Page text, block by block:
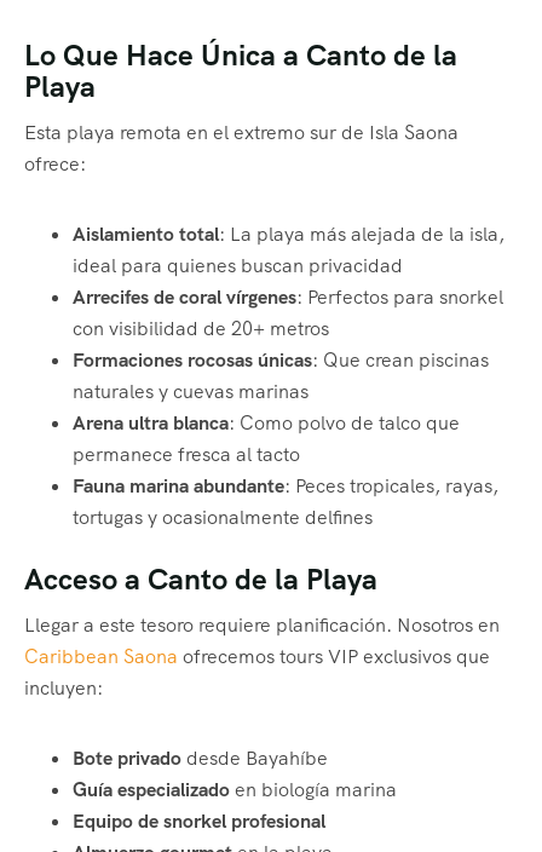
Lo Que Hace Única a Canto de la
Playa
Esta playa remota en el extremo sur de Isla Saona
ofrece:
Aislamiento total: La playa más alejada de la isla,
ideal para quienes buscan privacidad
Arrecifes de coral vírgenes: Perfectos para snorkel
con visibilidad de 20+ metros
Formaciones rocosas únicas: Que crean piscinas
naturales y cuevas marinas
Arena ultra blanca: Como polvo de talco que
permanece fresca al tacto
Fauna marina abundante: Peces tropicales, rayas,
tortugas y ocasionalmente delfines
Acceso a Canto de la Playa
Llegar a este tesoro requiere planificación. Nosotros en
Caribbean Saona ofrecemos tours VIP exclusivos que
incluyen:
Bote privado desde Bayahíbe
Guía especializadoen biología marina
Equipo de snorkel profesional